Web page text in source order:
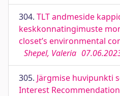
304. TLT andmeside
keskkonnatingimuste
closet’s environmental
Shepel, Valeria
305. Järgmise huvipunkti
Interest Recommendation